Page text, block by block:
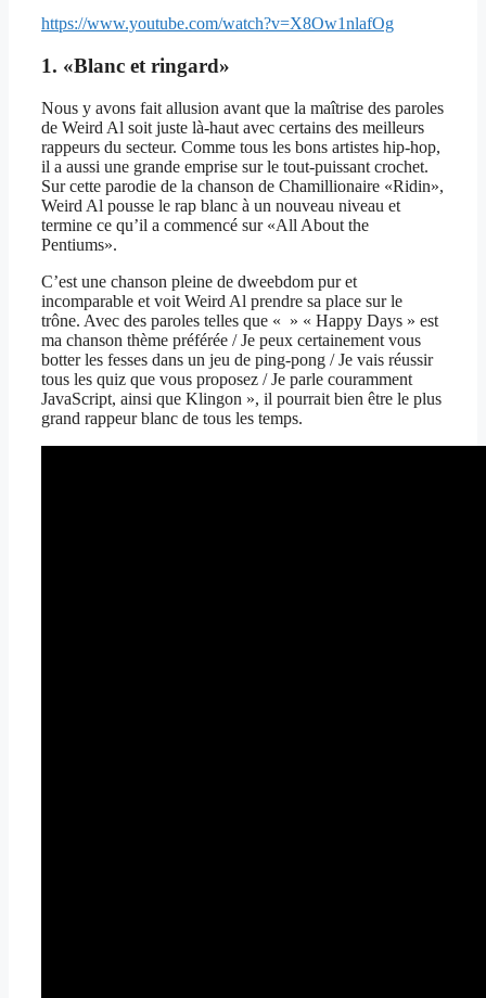
https://www.youtube.com/watch?v=X8Ow1nlafOg
1. «Blanc et ringard»
Nous y avons fait allusion avant que la maîtrise des paroles
de Weird Al soit juste là-haut avec certains des meilleurs
rappeurs du secteur. Comme tous les bons artistes hip-hop,
il a aussi une grande emprise sur le tout-puissant crochet.
Sur cette parodie de la chanson de Chamillionaire «Ridin»,
Weird Al pousse le rap blanc à un nouveau niveau et
termine ce qu’il a commencé sur «All About the
Pentiums».
C’est une chanson pleine de dweebdom pur et
incomparable et voit Weird Al prendre sa place sur le
trône. Avec des paroles telles que « » « Happy Days » est
ma chanson thème préférée / Je peux certainement vous
botter les fesses dans un jeu de ping-pong / Je vais réussir
tous les quiz que vous proposez / Je parle couramment
JavaScript, ainsi que Klingon », il pourrait bien être le plus
grand rappeur blanc de tous les temps.